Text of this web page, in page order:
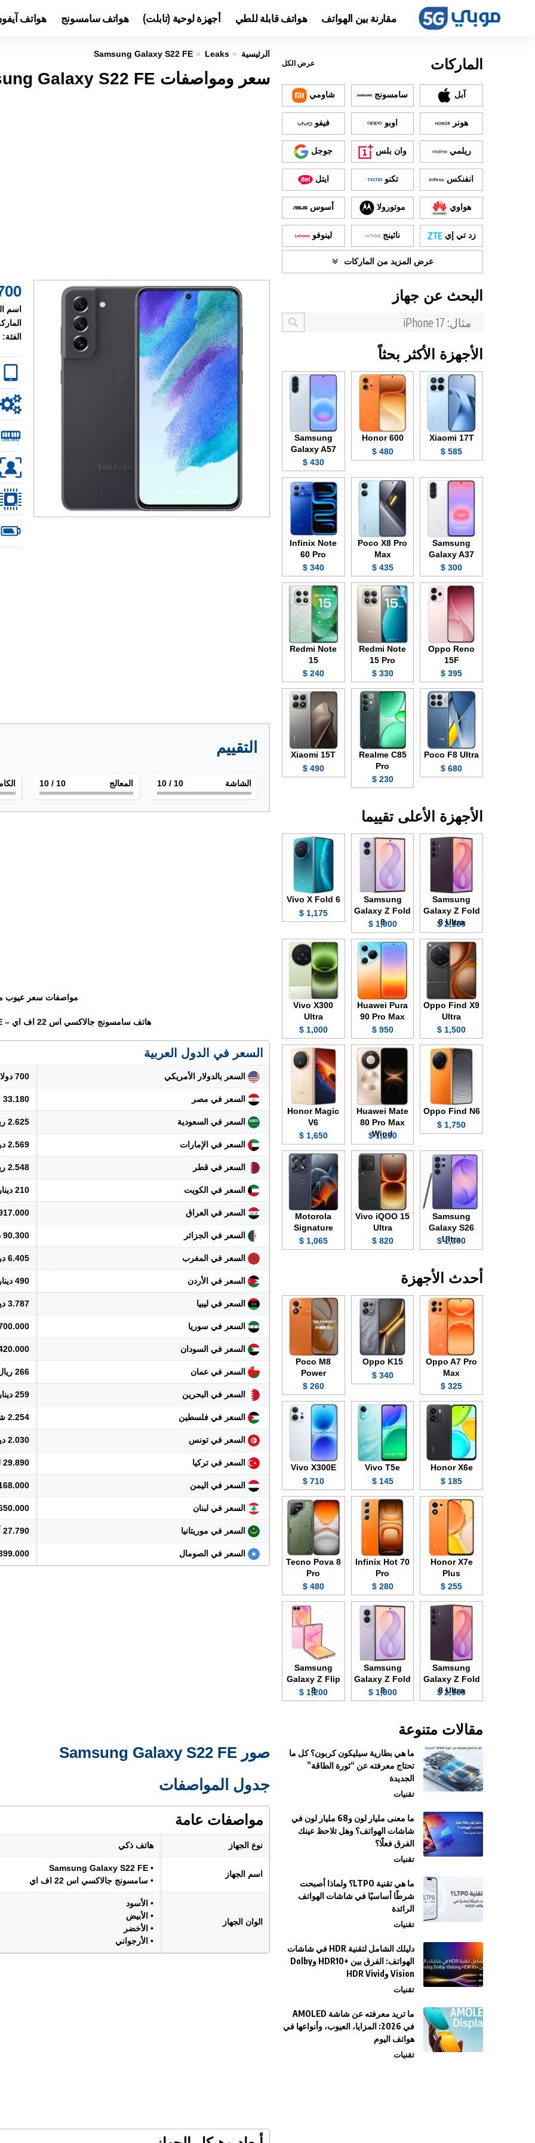
مقارنة بين الهواتف هواتف قابلة للطي أجهزة لوحية (تابلت) هواتف سامسونج هواتف
الرئيسية Leaks
Samsung Galaxy S22 FE
سعر ومواصفات Samsung Galaxy S22 FE عيوب ومميزات
$
اسم
الفئة:
التقييم
الشاشة 10
/ 10 المعالج 10
/ 10
مواصفات سعر عيوب
هاتف سامسونج جالاكسي اس 22 اف اي – Samsung Galaxy S22 FE
السعر في الدول العربية
السعر بالدولار الأمريكي 700 دولار
السعر في مصر 33.180 جنيه
السعر في السعودية 2.625 ريال
السعر في الإمارات 2.569 درهم
السعر في قطر 2.548 ريال
السعر في الكويت 210 دينار
السعر في العراق 917.000
السعر في الجزائر 90.300 دينار
السعر في المغرب 6.405 درهم
السعر في الأردن 490 دينار
السعر في ليبيا 3.787 دينار
السعر في سوريا 7.700.000
السعر في السودان 420.000
السعر في عمان 266 ريال
السعر في البحرين 259 دينار
السعر في فلسطين 2.254 شيكل
السعر في تونس 2.030 دينار
السعر في تركيا 29.890 ليرة
السعر في اليمن 168.000
السعر في لبنان
السعر في موريتانيا 27.790 أوقية
السعر في الصومال 399.000
صور Samsung Galaxy S22 FE
جدول المواصفات
مواصفات عامة
نوع الجهاز هاتف ذكي
اسم الجهاز
• Samsung Galaxy S22 FE
• سامسونج جالاكسي اس 22 اف اي
الوان الجهاز
• الأسود
• الأبيض
• الأخضر
• الأرجواني
الماركات عرض الكل
آبل سامسونج شاومي
هونر اوبو فيفو
ريلمي وان بلس جوجل
انفنكس تكنو ايتل
هواوي موتورولا أسوس
زد تي إي ناثينج لينوفو
عرض المزيد من الماركات
البحث عن جهاز
الأجهزة الأكثر بحثاً
Xiaomi 17T
585 $
Honor 600
480 $
Samsung
Galaxy A57
430 $
Samsung
Galaxy A37
300 $
Poco X8 Pro
Max
435 $
Infinix Note
60 Pro
340 $
Oppo Reno
15F
395 $
Redmi Note
15 Pro
330 $
Redmi Note
15
240 $
Poco F8 Ultra
680 $
Realme C85
Pro
230 $
Xiaomi 15T
490 $
الأجهزة الأعلى تقييما
Samsung
Galaxy Z Fold
8 Ultra
2,100 $
Samsung
Galaxy Z Fold
8
1,900 $
Vivo X Fold 6
1,175 $
Oppo Find X9
Ultra
1,500 $
Huawei Pura
90 Pro Max
950 $
Vivo X300
Ultra
1,000 $
Oppo Find N6
1,750 $
Huawei Mate
80 Pro Max
Wind
1,250 $
Honor Magic
V6
1,650 $
Samsung
Galaxy S26
Ultra
1,300 $
Vivo iQOO 15
Ultra
820 $
Motorola
Signature
1,065 $
أحدث الأجهزة
Oppo A7 Pro
Max
325 $
Oppo K15
340 $
Poco M8
Power
260 $
Honor X6e
185 $
Vivo T5e
145 $
Vivo X300E
710 $
Honor X7e
Plus
255 $
Infinix Hot 70
Pro
280 $
Tecno Pova 8
Pro
480 $
Samsung
Galaxy Z Fold
8 Ultra
2,100 $
Samsung
Galaxy Z Fold
8
1,900 $
Samsung
Galaxy Z Flip
8
1,200 $
مقالات متنوعة
ما هي بطارية سيليكون كربون؟ كل ما
تحتاج معرفته عن “ثورة الطاقة”
الجديدة
تقنيات
ما معنى مليار لون و68 مليار لون في
شاشات الهواتف؟ وهل تلاحظ عينك
الفرق فعلًا؟
تقنيات
ما هي تقنية LTPO؟ ولماذا أصبحت
شرطًا أساسيًا في شاشات الهواتف
الرائدة
تقنيات
دليلك الشامل لتقنية HDR في شاشات
الهواتف: الفرق بين +HDR10 وDolby
Vision وHDR Vivid
تقنيات
ما تريد معرفته عن شاشة AMOLED
في 2026: المزايا، العيوب، وأنواعها في
هواتف اليوم
تقنيات